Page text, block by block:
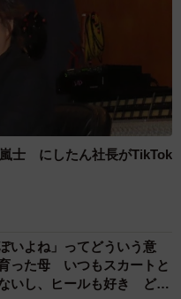
士 にしたん社長がTikTok
いよね」ってどういう意
った母 いつもスカートと
いし、ヒールも好き どの